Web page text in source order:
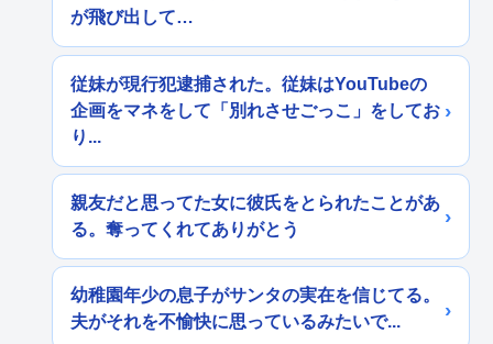
が飛び出して…
従妹が現行犯逮捕された。従妹はYouTubeの
企画をマネをして「別れさせごっこ」をしてお
り...
親友だと思ってた女に彼氏をとられたことがあ
る。奪ってくれてありがとう
幼稚園年少の息子がサンタの実在を信じてる。
夫がそれを不愉快に思っているみたいで...